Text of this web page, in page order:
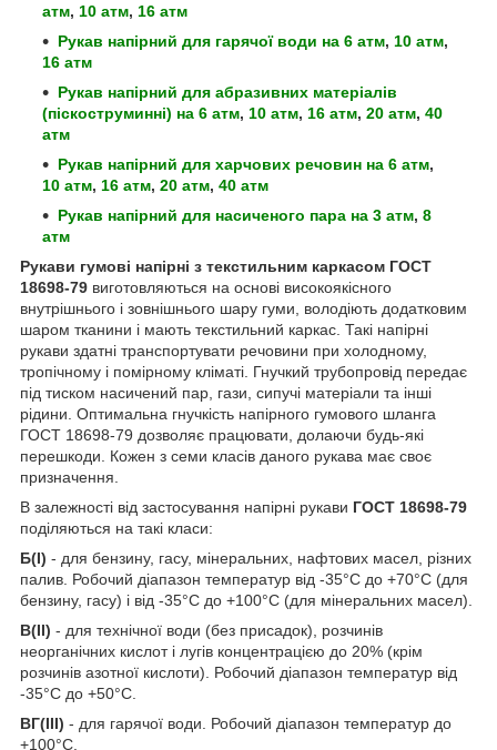
атм, 10 атм, 16 атм
Рукав напірний для гарячої води на 6 атм, 10 атм,
16 атм
Рукав напірний для абразивних матеріалів
(піскоструминні) на 6 атм, 10 атм, 16 атм, 20 атм, 40
атм
Рукав напірний для харчових речовин на 6 атм,
10 атм, 16 атм, 20 атм, 40 атм
Рукав напірний для насиченого пара на 3 атм, 8
атм
Рукави гумові напірні з текстильним каркасом ГОСТ
18698-79 виготовляються на основі високоякісного
внутрішнього і зовнішнього шару гуми, володіють додатковим
шаром тканини і мають текстильний каркас. Такі напірні
рукави здатні транспортувати речовини при холодному,
тропічному і помірному кліматі. Гнучкий трубопровід передає
під тиском насичений пар, гази, сипучі матеріали та інші
рідини. Оптимальна гнучкість напірного гумового шланга
ГОСТ 18698-79 дозволяє працювати, долаючи будь-які
перешкоди. Кожен з семи класів даного рукава має своє
призначення.
В залежності від застосування напірні рукави ГОСТ 18698-79
поділяються на такі класи:
Б(I) - для бензину, гасу, мінеральних, нафтових масел, різних
палив. Робочий діапазон температур від -35°С до +70°С (для
бензину, гасу) і від -35°С до +100°С (для мінеральних масел).
В(II) - для технічної води (без присадок), розчинів
неорганічних кислот і лугів концентрацією до 20% (крім
розчинів азотної кислоти). Робочий діапазон температур від
-35°С до +50°С.
ВГ(III) - для гарячої води. Робочий діапазон температур до
+100°С.